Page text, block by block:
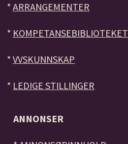
* ARRANGEMENTER
* KOMPETANSEBIBLIOTEKET
* VVSKUNNSKAP
* LEDIGE STILLINGER
ANNONSER